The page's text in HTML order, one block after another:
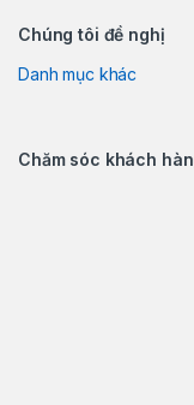
Chúng tôi đề nghị
Danh mục khác
Chăm sóc khách